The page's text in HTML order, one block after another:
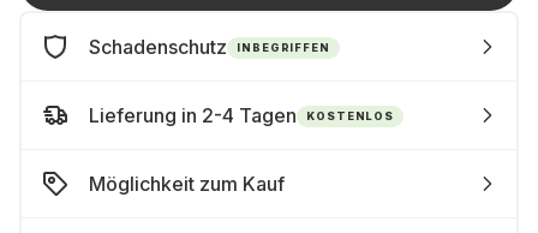
Schadenschutz INBEGRIFFEN
Lieferung in 2-4 Tagen KOSTENLOS
Möglichkeit zum Kauf